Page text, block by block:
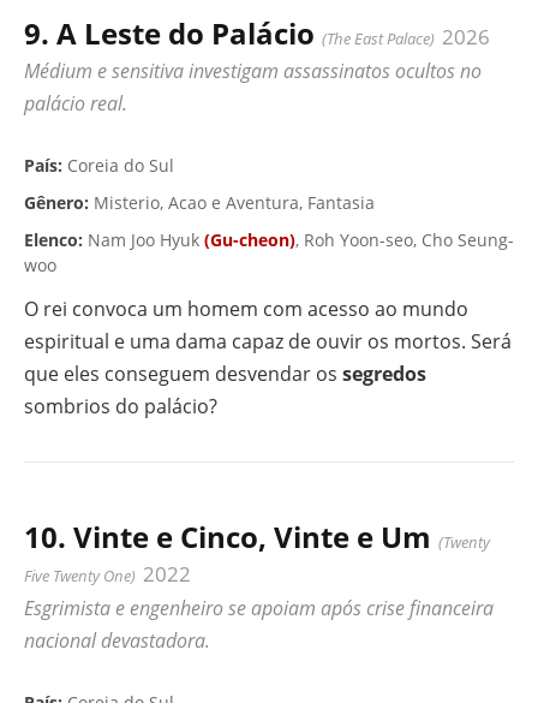
9. A Leste do Palácio (The East Palace) 2026
Médium e sensitiva investigam assassinatos ocultos no
palácio real.
País: Coreia do Sul
Gênero: Misterio, Acao e Aventura, Fantasia
Elenco: Nam Joo Hyuk (Gu-cheon), Roh Yoon-seo, Cho Seung-
woo
O rei convoca um homem com acesso ao mundo
espiritual e uma dama capaz de ouvir os mortos. Será
que eles conseguem desvendar os segredos
sombrios do palácio?
10. Vinte e Cinco, Vinte e Um (Twenty
Five Twenty One) 2022
Esgrimista e engenheiro se apoiam após crise financeira
nacional devastadora.